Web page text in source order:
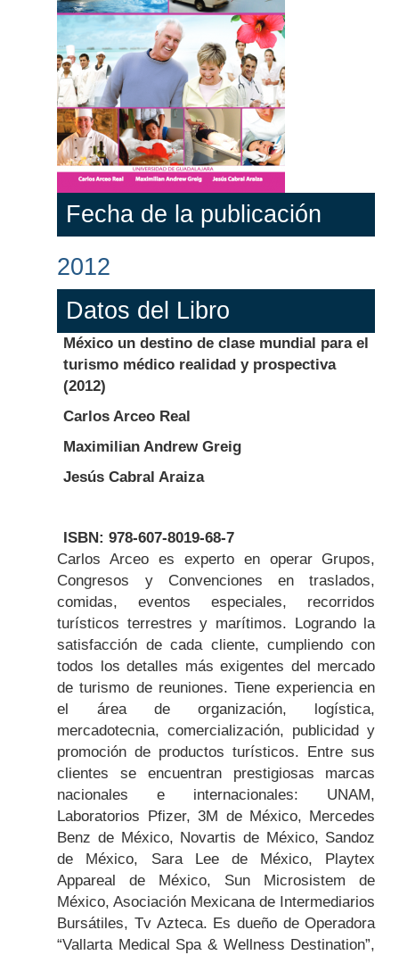
Fecha de la publicación
2012
Datos del Libro
México un destino de clase mundial para el
turismo médico realidad y prospectiva
(2012)
Carlos Arceo Real
Maximilian Andrew Greig
Jesús Cabral Araiza
ISBN: 978-607-8019-68-7
Body
Carlos Arceo es experto en operar Grupos,
Congresos y Convenciones en traslados,
comidas, eventos especiales, recorridos
turísticos terrestres y marítimos. Logrando la
satisfacción de cada cliente, cumpliendo con
todos los detalles más exigentes del mercado
de turismo de reuniones. Tiene experiencia en
el área de organización, logística,
mercadotecnia, comercialización, publicidad y
promoción de productos turísticos. Entre sus
clientes se encuentran prestigiosas marcas
nacionales e internacionales: UNAM,
Laboratorios Pfizer, 3M de México, Mercedes
Benz de México, Novartis de México, Sandoz
de México, Sara Lee de México, Playtex
Appareal de México, Sun Microsistem de
México, Asociación Mexicana de Intermediarios
Bursátiles, Tv Azteca. Es dueño de Operadora
“Vallarta Medical Spa & Wellness Destination”,